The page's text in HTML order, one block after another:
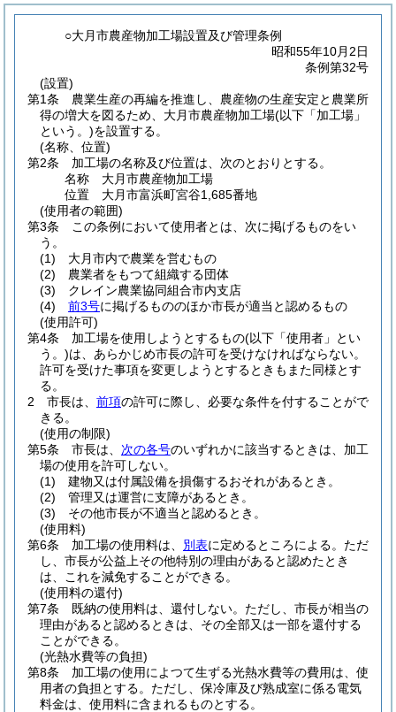
○大月市農産物加工場設置及び管理条例
昭和55年10月2日
条例第32号
(設置)
第1条
農業生産の再編を推進し、農産物の生産安定と農業所
得の増大を図るため、大月市農産物加工場(以下「加工場」
という。)を設置する。
(名称、位置)
第2条
加工場の名称及び位置は、次のとおりとする。
名称 大月市農産物加工場
位置 大月市富浜町宮谷1,685番地
(使用者の範囲)
第3条
この条例において使用者とは、次に掲げるものをい
う。
(1)
大月市内で農業を営むもの
(2)
農業者をもつて組織する団体
(3)
クレイン農業協同組合市内支店
(4)
前3号に掲げるもののほか市長が適当と認めるもの
(使用許可)
第4条
加工場を使用しようとするもの(以下「使用者」とい
う。)は、あらかじめ市長の許可を受けなければならない。
許可を受けた事項を変更しようとするときもまた同様とす
る。
2
市長は、 前項の許可に際し、必要な条件を付することがで
きる。
(使用の制限)
第5条
市長は、 次の各号のいずれかに該当するときは、加工
場の使用を許可しない。
(1)
建物又は付属設備を損傷するおそれがあるとき。
(2)
管理又は運営に支障があるとき。
(3)
その他市長が不適当と認めるとき。
(使用料)
第6条
加工場の使用料は、 別表に定めるところによる。 ただ
し、市長が公益上その他特別の理由があると認めたとき
は、これを減免することができる。
(使用料の還付)
第7条
既納の使用料は、還付しない。 ただし、市長が相当の
理由があると認めるときは、その全部又は一部を還付する
ことができる。
(光熱水費等の負担)
第8条
加工場の使用によつて生ずる光熱水費等の費用は、使
用者の負担とする。 ただし、保冷庫及び熟成室に係る電気
料金は、使用料に含まれるものとする。